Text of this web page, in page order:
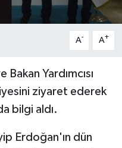
A- A+
Bakan Yardımcısı
ziyaret ederek
bilgi aldı.
Erdoğan'ın dün